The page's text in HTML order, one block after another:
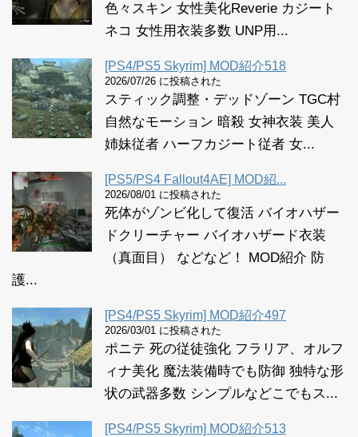
色々スキン 女性美化Reverie カジート
ネコ 女性用衣装多数 UNP用...
[PS4/PS5 Skyrim] MOD紹介518
2026/07/26 に投稿された
スティック調整・デッドゾーン TGC村
自然なモーション 暗殺 女神衣装 美人
姉妹従者 ハーフカジート従者 女...
[PS5/PS4 Fallout4AE] MOD紹...
2026/08/01 に投稿された
死体がゾンビ化して復活 バイオハザー
ドクリーチャー バイオハザード衣装
（真面目） などなど！ MOD紹介 防
護...
[PS4/PS5 Skyrim] MOD紹介497
2026/03/01 に投稿された
ポニテ 死の従徒強化 フラリア、オルフ
ィナ美化 魔法装備時でも防御 独特な形
状の武器多数 シンプルなどこでもス...
[PS4/PS5 Skyrim] MOD紹介513